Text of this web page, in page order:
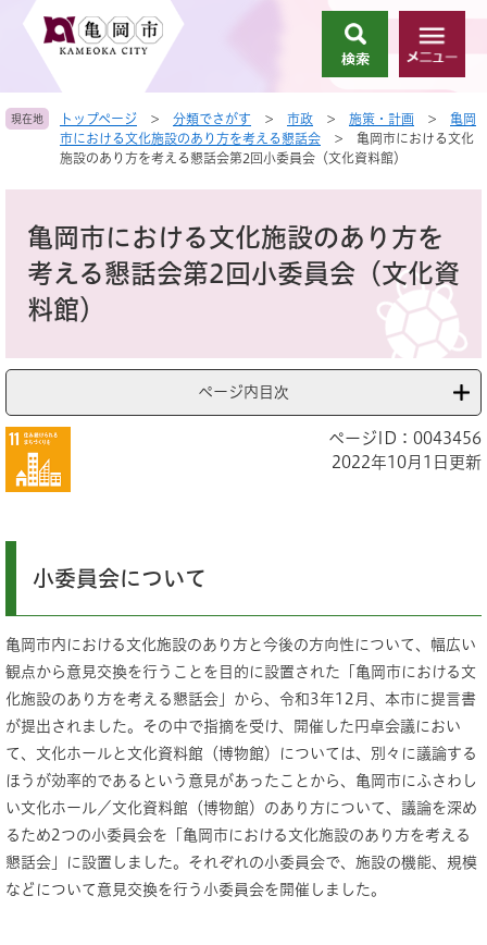
頭
。
飛
て
索
メ
ニ
ー
現在地 トップページ > 分類でさがす > 市政 > 施策・計画 >
亀岡
市における文化施設のあり方を考える懇話会
>
亀岡市における文化
施設のあり方を考える懇話会第2回小委員会（文化資料館）
亀岡市における文化施設のあり方を
考える懇話会第2回小委員会（文化資
料館）
ページ内目次
ページID：0043456
2022年10月1日更新
小委員会について
亀岡市内における文化施設のあり方と今後の方向性について、幅広い
観点から意見交換を行うことを目的に設置された「亀岡市における文
化施設のあり方を考える懇話会」から、令和3年12月、本市に提言書
が提出されました。その中で指摘を受け、開催した円卓会議におい
て、文化ホールと文化資料館（博物館）については、別々に議論する
ほうが効率的であるという意見があったことから、亀岡市にふさわし
い文化ホール／文化資料館（博物館）のあり方について、議論を深め
るため2つの小委員会を「亀岡市における文化施設のあり方を考える
懇話会」に設置しました。それぞれの小委員会で、施設の機能、規模
などについて意見交換を行う小委員会を開催しました。